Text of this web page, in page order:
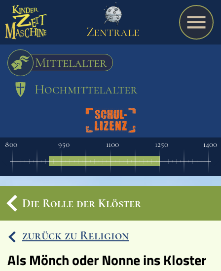
Spiel
A bis Z
Termine
Schulmaterialien
Zentrale
Mittelalter
Hochmittelalter
800 950 1100 1250 1400
Ereignisse
Lucys Wissensbox
Die Rolle der Klöster
zurück zu Religion
Als Mönch oder Nonne ins Kloster